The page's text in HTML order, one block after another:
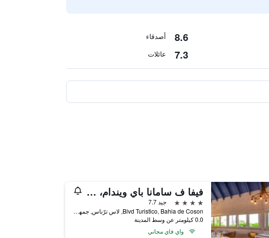
8.6 أصدقاء
7.3 عائلات
فيفا ف سامانا باي ويندام، إيه ترادمارك أدالتس ٔامل جمنكلسيف
4 نجوم
جيد 7.7
Blvd Turistico, Bahia de Coson, لاس ترّناس, جمهورية الدومينيكان
0.0 كيلومتر عن وسط المدينة
واي فاي مجاني